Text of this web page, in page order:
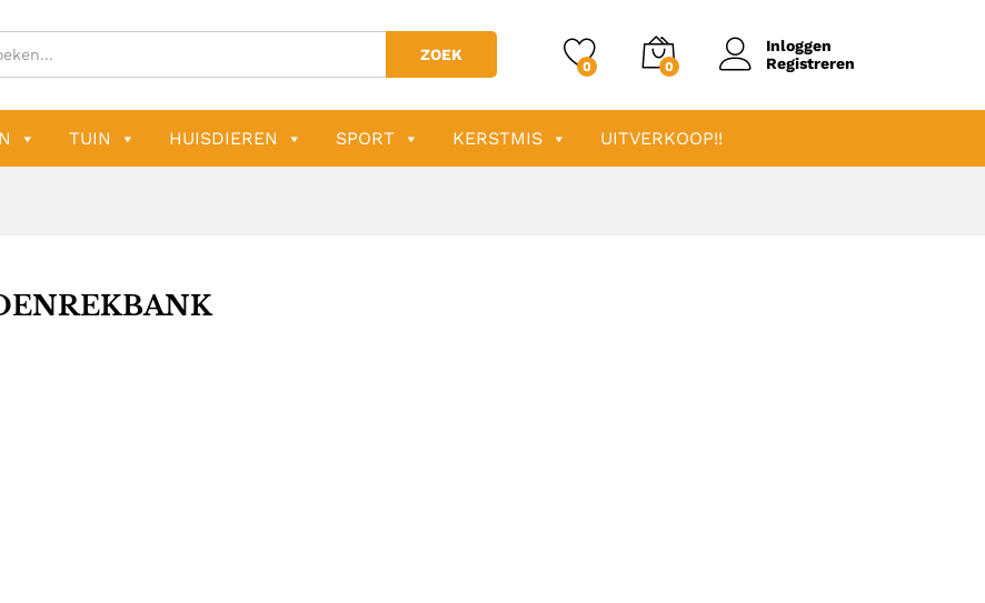
ZOEK
0 0
Inloggen
Registreren
TUIN HUISDIEREN SPORT KERSTMIS UITVERKOOP!!